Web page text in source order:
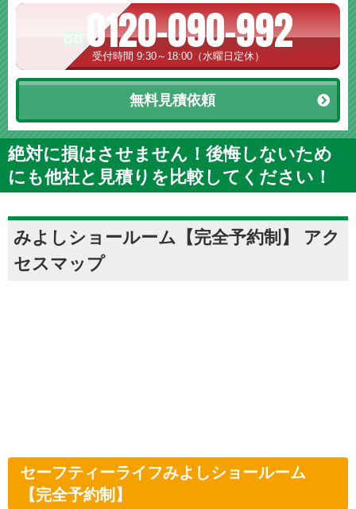
0120-090-992
受付時間 9:30～18:00（水曜日定休）
無料見積依頼
絶対に損はさせません！後悔しないため
にも他社と見積りを比較してください！
みよしショールーム【完全予約制】 アク
セスマップ
セーフティーライフみよしショールーム
【完全予約制】